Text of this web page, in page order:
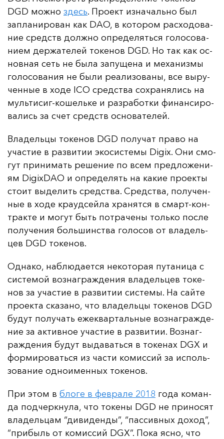
DGD мож­но здесь. Про­ект из­на­чаль­но был
зап­ла­ни­ро­ван как DAO, в ко­то­ром рас­хо­до­ва­
ние средств дол­жно оп­ре­де­лять­ся го­ло­со­ва­
ни­ем дер­жа­те­лей то­ке­нов DGD. Но так как ос­
нов­ная сеть не бы­ла за­пу­ще­на и ме­ха­низ­мы
го­ло­со­ва­ния не бы­ли ре­али­зо­ва­ны, все вы­ру­
чен­ные в хо­де ICO средс­тва сох­ра­ня­лись на
муль­ти­сиг-ко­шель­ке и раз­ра­бот­ки фи­нан­си­ро­
ва­лись за счет средств ос­но­ва­те­лей.
Вла­дель­цы то­ке­нов DGD по­лу­чат пра­во на
учас­тие в раз­ви­тии эко­сис­те­мы Digix. Они смо­
гут при­ни­мать ре­ше­ние по всем пред­ло­же­ни­
ям DigixDAO и оп­ре­де­лять на ка­кие про­ек­ты
сто­ит вы­де­лить средс­тва. Средс­тва, по­лу­чен­
ные в хо­де кра­уд­сей­ла хра­нят­ся в смарт-кон­
трак­те и мо­гут быть пот­ра­че­ны толь­ко пос­ле
по­лу­че­ния боль­шинс­тва го­ло­сов от вла­дель­
цев DGD то­ке­нов.
Од­на­ко, наб­лю­да­ет­ся не­ко­то­рая пу­та­ни­ца с
сис­те­мой воз­наг­раж­де­ния вла­дель­цев то­ке­
нов за учас­тие в раз­ви­тии сис­те­мы. На сай­те
про­ек­та ска­за­но, что вла­дель­цы то­ке­нов DGD
бу­дут по­лу­чать ежек­вар­таль­ные воз­наг­раж­де­
ние за ак­тив­ное учас­тие в раз­ви­тии. Воз­наг­
раж­де­ния бу­дут вы­да­вать­ся в то­ке­нах DGX и
фор­ми­ро­вать­ся из час­ти ко­мис­сий за ис­поль­
зо­ва­ние од­но­имен­ных то­ке­нов.
При этом в бло­ге в фев­ра­ле 2018 го­да ко­ман­
да под­чер­кну­ла, что то­ке­ны DGD не при­но­сят
вла­дель­цам “ди­ви­ден­ды”, “пас­сив­ных до­ход”,
“при­быль от ко­мис­сий DGX”. По­ка яс­но, что